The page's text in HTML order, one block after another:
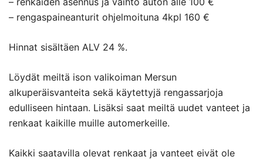
– rengaspaineanturit ohjelmoituna 4kpl 160 €
Hinnat sisältäen ALV 24 %.
Löydät meiltä ison valikoiman Mersun
alkuperäisvanteita sekä käytettyjä rengassarjoja
edulliseen hintaan. Lisäksi saat meiltä uudet vanteet ja
renkaat kaikille muille automerkeille.
Kaikki saatavilla olevat renkaat ja vanteet eivät ole